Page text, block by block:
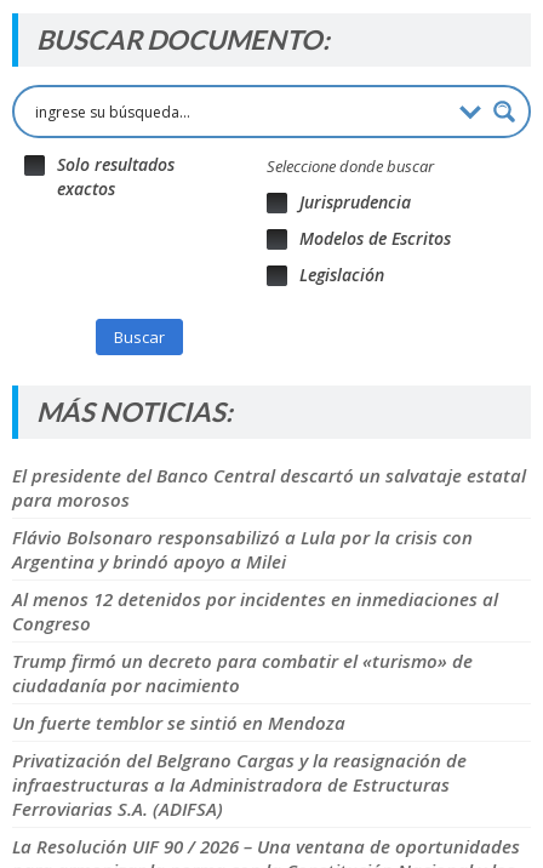
BUSCAR DOCUMENTO:
Solo resultados
exactos
Seleccione donde buscar
Jurisprudencia
Modelos de Escritos
Legislación
Buscar
MÁS NOTICIAS:
El presidente del Banco Central descartó un salvataje estatal
para morosos
Flávio Bolsonaro responsabilizó a Lula por la crisis con
Argentina y brindó apoyo a Milei
Al menos 12 detenidos por incidentes en inmediaciones al
Congreso
Trump firmó un decreto para combatir el «turismo» de
ciudadanía por nacimiento
Un fuerte temblor se sintió en Mendoza
Privatización del Belgrano Cargas y la reasignación de
infraestructuras a la Administradora de Estructuras
Ferroviarias S.A. (ADIFSA)
La Resolución UIF 90 / 2026 – Una ventana de oportunidades